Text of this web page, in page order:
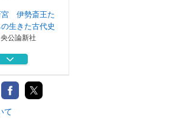
宮 伊勢斎王た
の生きた古代史
公論新社
斎宮の祭祀と
書房
勢斎宮の歴史と
て